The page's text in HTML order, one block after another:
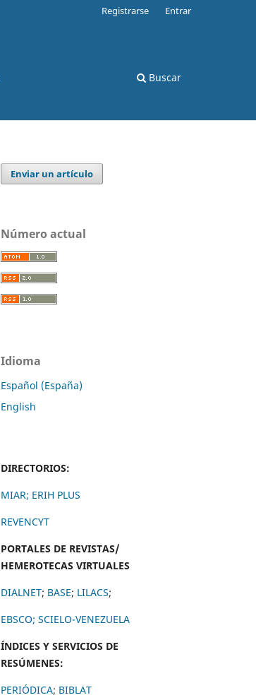
Buscar
Registrarse Entrar
Enviar un artículo
Número actual
Idioma
Español (España)
English
DIRECTORIOS:
MIAR; ERIH PLUS
REVENCYT
PORTALES DE REVISTAS/
HEMEROTECAS VIRTUALES
DIALNET; BASE; LILACS;
EBSCO; SCIELO-VENEZUELA
ÍNDICES Y SERVICIOS DE
RESÚMENES:
PERIÓDICA; BIBLAT